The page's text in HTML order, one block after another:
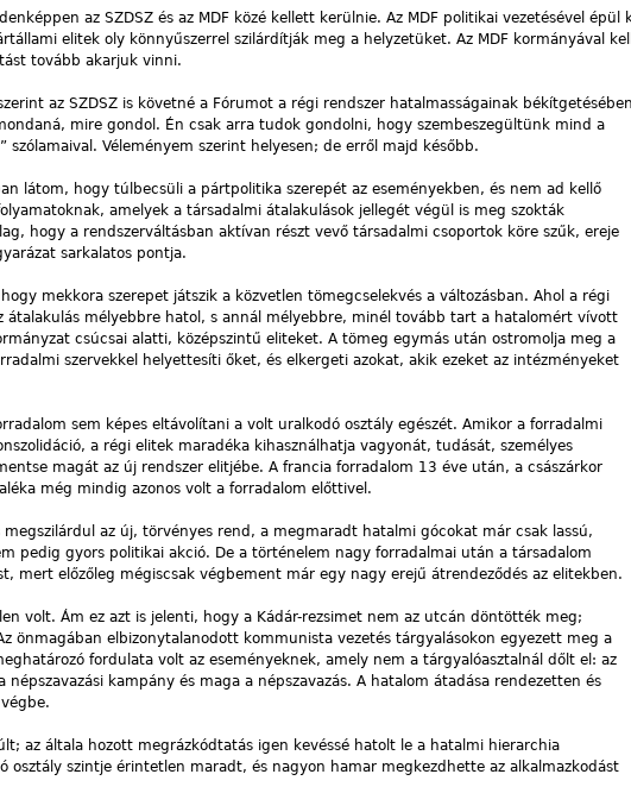
az SZDSZ és az MDF közé kellett kerülnie. Az MDF politikai vezetésével épül
elitek oly könnyűszerrel szilárdítják meg a helyzetüket. Az MDF kormányával kell
tovább akarjuk vinni.
az SZDSZ is követné a Fórumot a régi rendszer hatalmasságainak
mire gondol. Én csak arra tudok gondolni, hogy szembeszegültünk mind a
szólamaival. Véleményem szerint helyesen; de erről majd később.
látom, hogy túlbecsüli a pártpolitika szerepét az eseményekben, és nem ad kellő
amelyek a társadalmi átalakulások jellegét végül is meg szokták
hogy a rendszerváltásban aktívan részt vevő társadalmi csoportok köre szűk, ereje
sarkalatos pontja.
mekkora szerepet játszik a közvetlen tömegcselekvés a változásban. Ahol a régi
mélyebbre hatol, s annál mélyebbre, minél tovább tart a hatalomért vívott
csúcsai alatti, középszintű eliteket. A tömeg egymás után ostromolja meg a
szervekkel helyettesíti őket, és elkergeti azokat, akik ezeket az intézményeket
sem képes eltávolítani a volt uralkodó osztály egészét. Amikor a forradalmi
a régi elitek maradéka kihasználhatja vagyonát, tudását, személyes
magát az új rendszer elitjébe. A francia forradalom 13 éve után, a császárkor
még mindig azonos volt a forradalom előttivel.
az új, törvényes rend, a megmaradt hatalmi gócokat már csak lassú,
pedig gyors politikai akció. De a történelem nagy forradalmai után a társadalom
mert előzőleg mégiscsak végbement már egy nagy erejű átrendeződés az elitekben.
volt. Ám ez azt is jelenti, hogy a Kádár-rezsimet nem az utcán döntötték meg;
önmagában elbizonytalanodott kommunista vezetés tárgyalásokon egyezett meg a
fordulata volt az eseményeknek, amely nem a tárgyalóasztalnál dőlt el: az
kampány és maga a népszavazás. A hatalom átadása rendezetten és
az általa hozott megrázkódtatás igen kevéssé hatolt le a hatalmi hierarchia
osztály szintje érintetlen maradt, és nagyon hamar megkezdhette az alkalmazkodást